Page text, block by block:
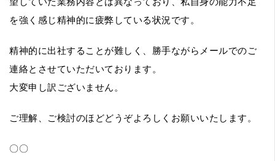
を強く感じ精神的に疲弊している状況です。
精神的に出社することが難しく、勝手ながらメールでのご
連絡とさせていただいております。
大変申し訳ございません。
ご理解、ご検討のほどどうぞよろしくお願いいたします。
〇〇